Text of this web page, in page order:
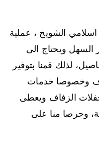
الشويخ ، عملية
السهل ويحتاج الى
لذلك قمنا بتوفير
وخصوصا خدمات
الزفاف ويعطى
وحرصا منا على